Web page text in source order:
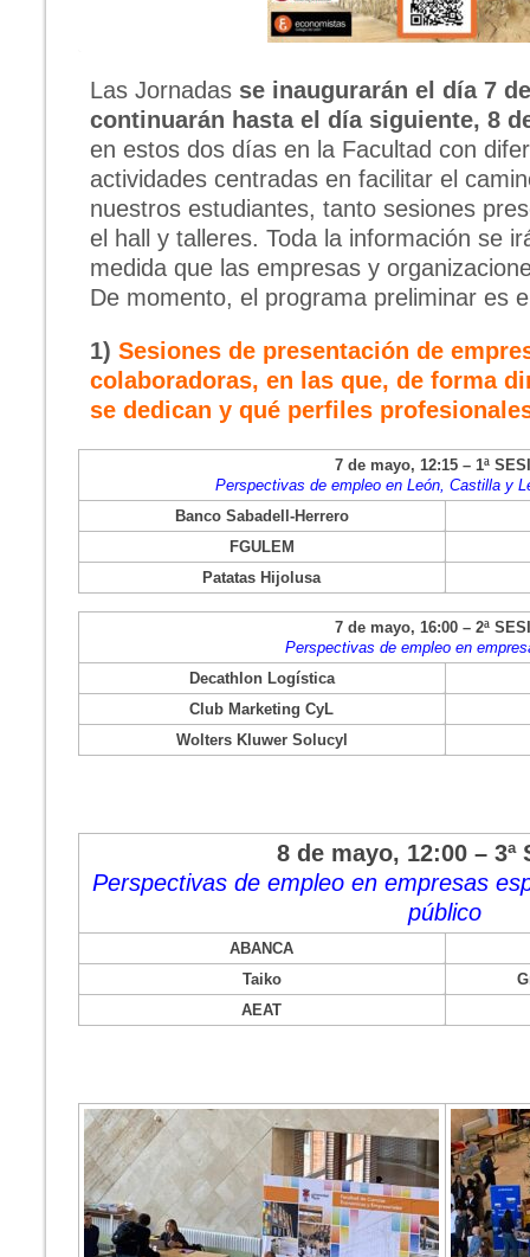
Las Jornadas se inaugurarán el día 7
continuarán hasta el día siguiente, 8
en estos dos días en la Facultad con
actividades centradas en facilitar el
nuestros estudiantes, tanto sesiones
el hall y talleres. Toda la información se
medida que las empresas y
De momento, el programa preliminar es
1) Sesiones de presentación de
colaboradoras, en las que, de forma
se dedican y qué perfiles
7 de mayo, 12:15 – 1ª
Perspectivas de empleo en León, Castilla y
Banco Sabadell-Herrero
FGULEM
Patatas Hijolusa
7 de mayo, 16:00 – 2ª
Perspectivas de empleo en
Decathlon Logística
Club Marketing CyL
Wolters Kluwer Solucyl
8 de mayo, 12:00 – 3ª
Perspectivas de empleo en empresas
público
ABANCA
Taiko
AEAT